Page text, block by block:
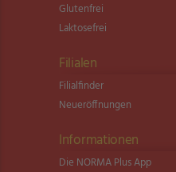
Glutenfrei
Laktosefrei
Filialen
Filialfinder
Neueröffnungen
Informationen
Die NORMA Plus App